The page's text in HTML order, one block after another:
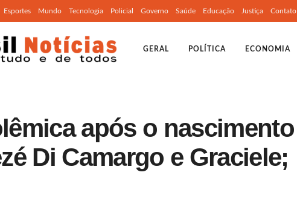
Esportes Mundo Tecnologia Policial Governo Saúde Educação Justiça Contato
GERAL POLÍTICA ECONOMIA
após o nascimento
Di Camargo e Graciele;